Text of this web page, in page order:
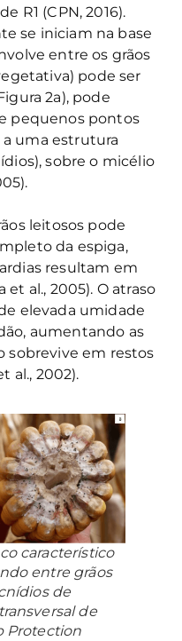
R1 (CPN, 2016).
se iniciam na base
entre os grãos
pode ser
2a), pode
pequenos pontos
uma estrutura
sobre o micélio
leitosos pode
da espiga,
resultam em
al., 2005). O atraso
elevada umidade
aumentando as
sobrevive em restos
al., 2002).
característico
entre grãos
de
de
Protection